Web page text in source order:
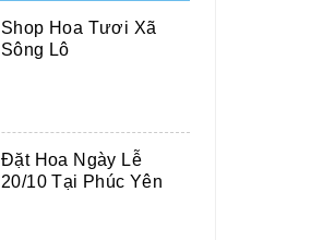
Shop Hoa Tươi Xã
Sông Lô
Đặt Hoa Ngày Lễ
20/10 Tại Phúc Yên